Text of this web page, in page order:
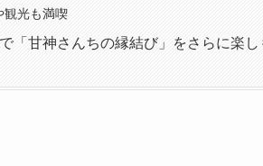
観光も満喫
「甘神さんちの縁結び」をさらに楽し